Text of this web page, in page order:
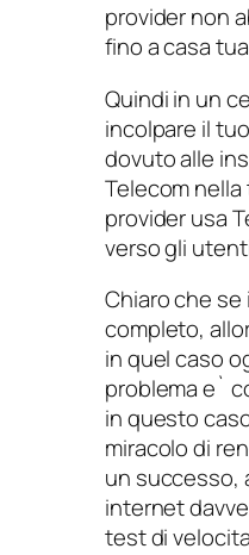
provider non
fino a casa
Quindi in un
incolpare il
dovuto alle
Telecom
provider usa
verso gli
Chiaro che se
completo,
in quel caso
problema e`
in questo
miracolo di
un successo,
internet
test di